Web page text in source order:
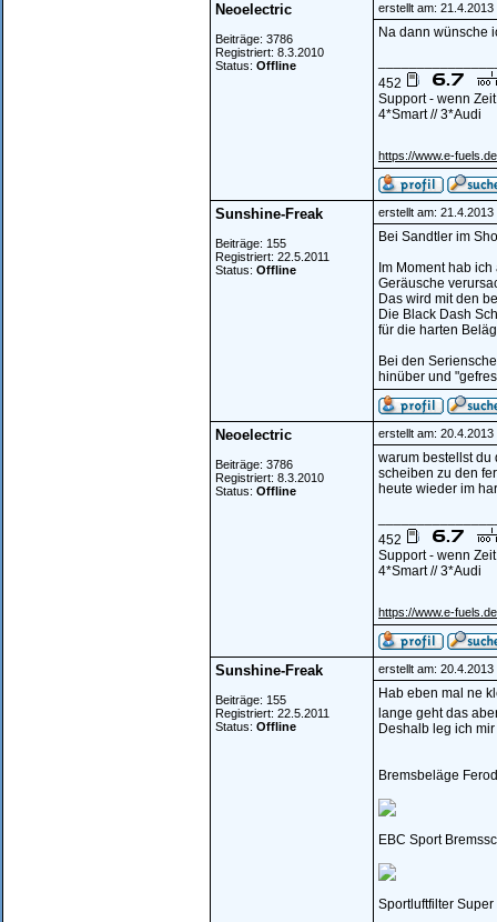
Neoelectric
Beiträge: 3786
Registriert: 8.3.2010
Status: Offline
erstellt am:
Na dann wünsche
452
Support - wenn
4*Smart // 3*Audi
https://www.e-fuels.de
Sunshine-Freak
Beiträge: 155
Registriert: 22.5.2011
Status: Offline
erstellt am:
Bei Sandtler im
Im Moment hab
Geräusche
Das wird mit den
Die Black Dash
für die harten
Bei den
hinüber und
Neoelectric
Beiträge: 3786
Registriert: 8.3.2010
Status: Offline
erstellt am:
warum bestellst du
scheiben zu den
heute wieder im
452
Support - wenn
4*Smart // 3*Audi
https://www.e-fuels.de
Sunshine-Freak
Beiträge: 155
Registriert: 22.5.2011
Status: Offline
erstellt am:
Hab eben mal ne
lange geht das
Deshalb leg ich
Bremsbeläge
EBC Sport
Sportluftfilter